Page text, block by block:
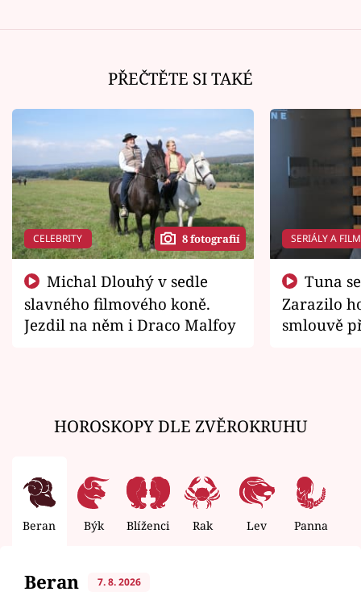
PŘEČTĚTE SI TAKÉ
CELEBRITY 8 fotografií
slavného filmového koně.
Jezdil na něm i Draco Malfoy
SERIÁLY A
Zarazilo
smlouvě
HOROSKOPY DLE ZVĚROKRUHU
Beran Býk Blíženci Rak Lev Panna
Beran 7. 8. 2026